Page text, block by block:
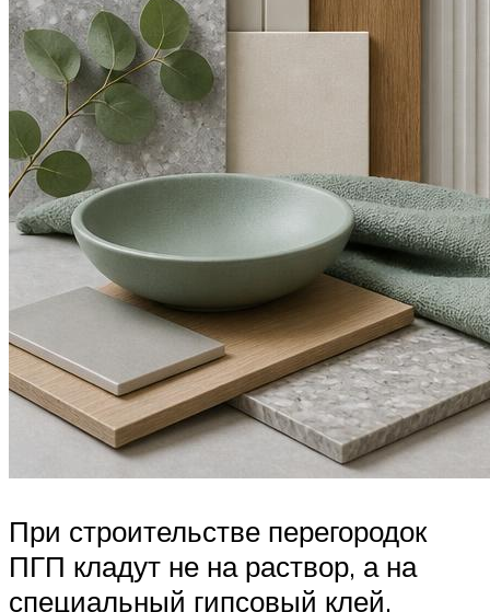
При строительстве перегородок
ПГП кладут не на раствор, а на
специальный гипсовый клей,